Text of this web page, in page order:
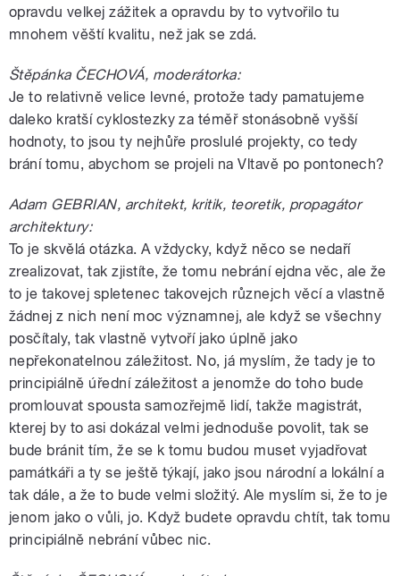
opravdu velkej zážitek a opravdu by to vytvořilo tu
mnohem věští kvalitu, než jak se zdá.
Štěpánka ČECHOVÁ, moderátorka:
Je to relativně velice levné, protože tady pamatujeme
daleko kratší cyklostezky za téměř stonásobně vyšší
hodnoty, to jsou ty nejhůře proslulé projekty, co tedy
brání tomu, abychom se projeli na Vltavě po pontonech?
Adam GEBRIAN, architekt, kritik, teoretik, propagátor
architektury:
To je skvělá otázka. A vždycky, když něco se nedaří
zrealizovat, tak zjistíte, že tomu nebrání ejdna věc, ale že
to je takovej spletenec takovejch různejch věcí a vlastně
žádnej z nich není moc významnej, ale když se všechny
posčítaly, tak vlastně vytvoří jako úplně jako
nepřekonatelnou záležitost. No, já myslím, že tady je to
principiálně úřední záležitost a jenomže do toho bude
promlouvat spousta samozřejmě lidí, takže magistrát,
kterej by to asi dokázal velmi jednoduše povolit, tak se
bude bránit tím, že se k tomu budou muset vyjadřovat
památkáři a ty se ještě týkají, jako jsou národní a lokální a
tak dále, a že to bude velmi složitý. Ale myslím si, že to je
jenom jako o vůli, jo. Když budete opravdu chtít, tak tomu
principiálně nebrání vůbec nic.